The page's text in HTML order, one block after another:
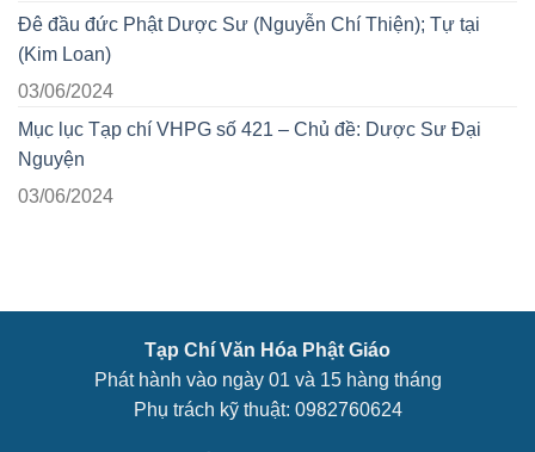
Đê đầu đức Phật Dược Sư (Nguyễn Chí Thiện); Tự tại
(Kim Loan)
03/06/2024
Mục lục Tạp chí VHPG số 421 – Chủ đề: Dược Sư Đại
Nguyện
03/06/2024
Tạp Chí Văn Hóa Phật Giáo
Phát hành vào ngày 01 và 15 hàng tháng
Phụ trách kỹ thuật: 0982760624